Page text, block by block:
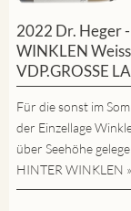
2022 Dr. Heger
WINKLEN
VDP.GROSSE
Für die sonst im
der Einzellage
über Seehöhe
HINTER WINKLEN